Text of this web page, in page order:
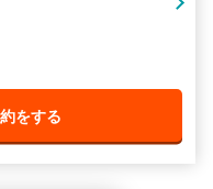
をする